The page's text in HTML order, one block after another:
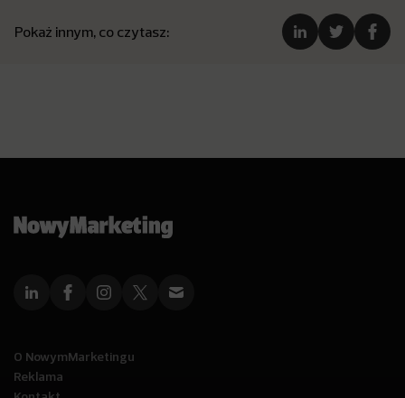
Pokaż innym, co czytasz:
O NowymMarketingu
Reklama